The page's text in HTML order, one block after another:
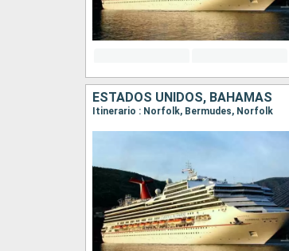
ESTADOS UNIDOS, BAHAMAS
Itinerario : Norfolk, Bermudes, Norfolk